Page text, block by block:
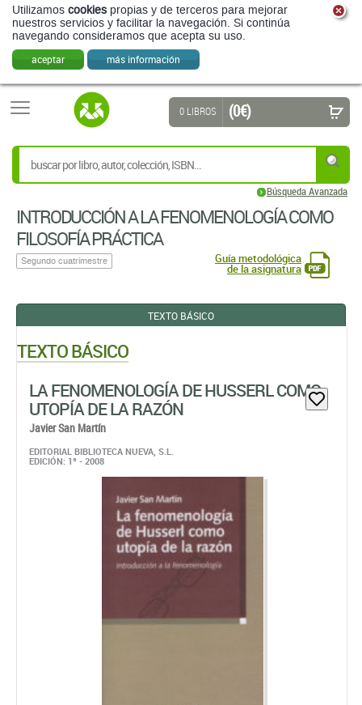
Utilizamos cookies propias y de terceros para mejorar
nuestros servicios y facilitar la navegación. Si continúa
navegando consideramos que acepta su uso.
aceptar más información
Búsqueda Avanzada
0 LIBROS (0 €)
INTRODUCCIÓN A LA FENOMENOLOGÍA COMO
FILOSOFÍA PRÁCTICA
Segundo cuatrimestre Guía metodológica
de la asignatura
TEXTO BÁSICO
TEXTO BÁSICO
LA FENOMENOLOGÍA DE HUSSERL COMO
UTOPÍA DE LA RAZÓN
Javier San Martín
EDITORIAL BIBLIOTECA NUEVA, S.L.
EDICIÓN: 1ª - 2008